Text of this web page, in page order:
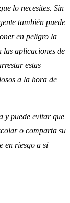
lo necesites. Sin
también puede
en peligro la
las aplicaciones de
estas
a la hora de
y puede evitar que
o comparta su
en riesgo a sí